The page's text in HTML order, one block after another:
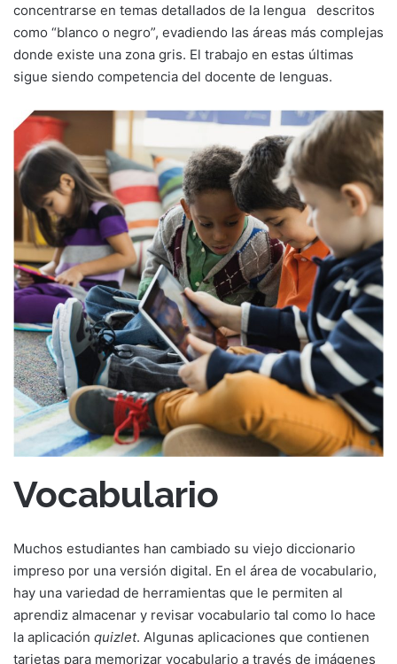
concentrarse en temas detallados de la lengua
descritos
como “blanco o negro”, evadiendo las áreas más complejas
donde existe una zona gris. El trabajo en estas últimas
sigue siendo competencia del docente de lenguas.
Vocabulario
Muchos estudiantes han cambiado su viejo diccionario
impreso por una versión digital. En el área de vocabulario,
hay una variedad de herramientas que le permiten al
aprendiz almacenar y revisar vocabulario tal como lo hace
la aplicación quizlet. Algunas aplicaciones que contienen
tarjetas para memorizar vocabulario a través de imágenes